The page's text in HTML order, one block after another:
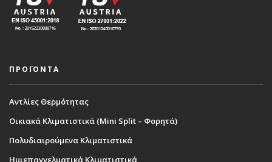
ΠΡΟΪΟΝΤΑ
Αντλίες Θερμότητας
Οικιακά Κλιματιστικά (Mini Split – Φορητά)
Πολυδιαιρούμενα Κλιματιστικά
Ημιεπαγγελματικά Κλιματιστικά